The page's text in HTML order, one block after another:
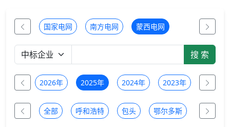
国家电网 南方电网 蒙西电网
全部 2026年 2025年 2024年 2023年 2022年
全部 呼和浩特 包头 鄂尔多斯 乌兰察布